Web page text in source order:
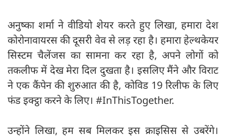
अनुष्का शर्मा ने वीडियो शेयर करते हुए लिखा, हमारा देश
कोरोनावायरस की दूसरी वेव से लड़ रहा है। हमारा हेल्थकेयर
सिस्टम चैलेंजस का सामना कर रहा है, अपने लोगों को
तकलीफ में देख मेरा दिल दुखता है। इसलिए मैंने और विराट
ने एक कैंपेन की शुरुआत की है, कोविड 19 रिलीफ के लिए
फंड इक्ट्ठा करने के लिए। #InThisTogether.
उन्होंने लिखा, हम सब मिलकर इस क्राइसिस से उबरेंगे।